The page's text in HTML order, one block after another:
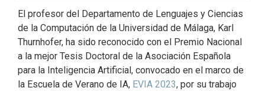
El profesor del Departamento de Lenguajes y Ciencias
de la Computación de la Universidad de Málaga, Karl
Thurnhofer, ha sido reconocido con el Premio Nacional
a la mejor Tesis Doctoral de la Asociación Española
para la Inteligencia Artificial, convocado en el marco de
la Escuela de Verano de IA, EVIA 2023, por su trabajo